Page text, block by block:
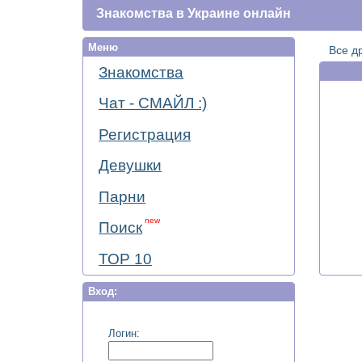
Знакомства в Украине онлайн
Меню
Знакомства
Чат - СМАЙЛ :)
Регистрация
Девушки
Парни
Поиск new
ТОР 10
Вход:
Логин:
Все